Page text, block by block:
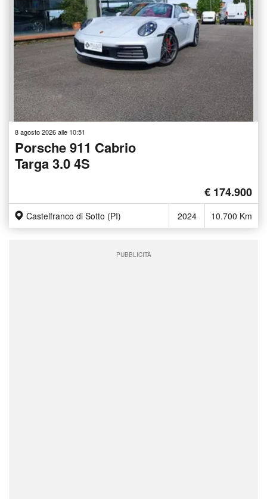
8 agosto 2026 alle 10:51
Porsche 911 Cabrio
Targa 3.0 4S
€ 174.900
Castelfranco di Sotto (PI) 2024 10.700 Km
PUBBLICITÀ